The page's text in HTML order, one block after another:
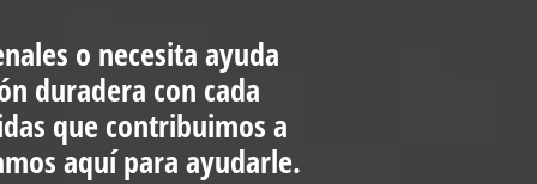
o necesita ayuda
duradera con cada
que contribuimos a
aquí para ayudarle.